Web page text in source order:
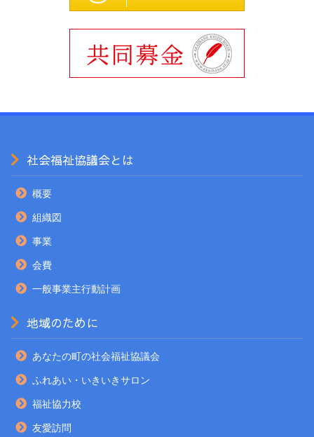
社会福祉協議会とは
概要
組織図
事業
会費
一般事業主行動計画
地域のために
あなたの町の社会福祉協議会
ふれあい・いきいきサロン
福祉協力校
友愛訪問